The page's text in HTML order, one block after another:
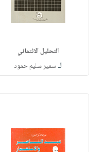
التحليل الائتماني
لـسمير سليم حمود